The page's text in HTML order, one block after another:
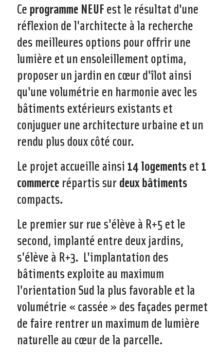
Ceprogramme NEUF est le résultat d'une
réflexion de l'architecte à la recherche
des meilleures options pour offrir une
lumière et un ensoleillement optima,
proposer un jardin en cœur d'îlot ainsi
qu'une volumétrie en harmonie avec les
bâtiments extérieurs existants et
conjuguer une architecture urbaine et un
rendu plus doux côté cour.
Le projet accueille ainsi 14 logements et 1
commerce répartis sur deux bâtiments
compacts.
Le premier sur rue s'élève à R+5 et le
second, implanté entre deux jardins,
s'élève à R+3. L'implantation des
bâtiments exploite au maximum
l'orientation Sud la plus favorable et la
volumétrie « cassée » des façades permet
de faire rentrer un maximum de lumière
naturelle au cœur de la parcelle.